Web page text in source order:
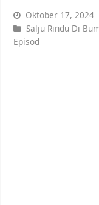
Oktober 17, 2024
Salju Rindu Di
Episod